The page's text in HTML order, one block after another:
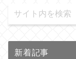
新着記事